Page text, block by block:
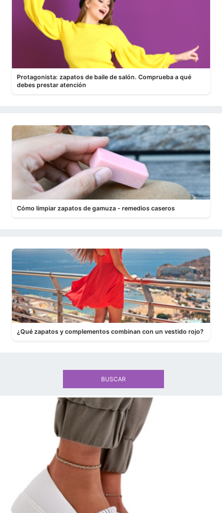
Protagonista: zapatos de baile de salón. Comprueba a qué
debes prestar atención
Cómo limpiar zapatos de gamuza - remedios caseros
¿Qué zapatos y complementos combinan con un vestido rojo?
BUSCAR